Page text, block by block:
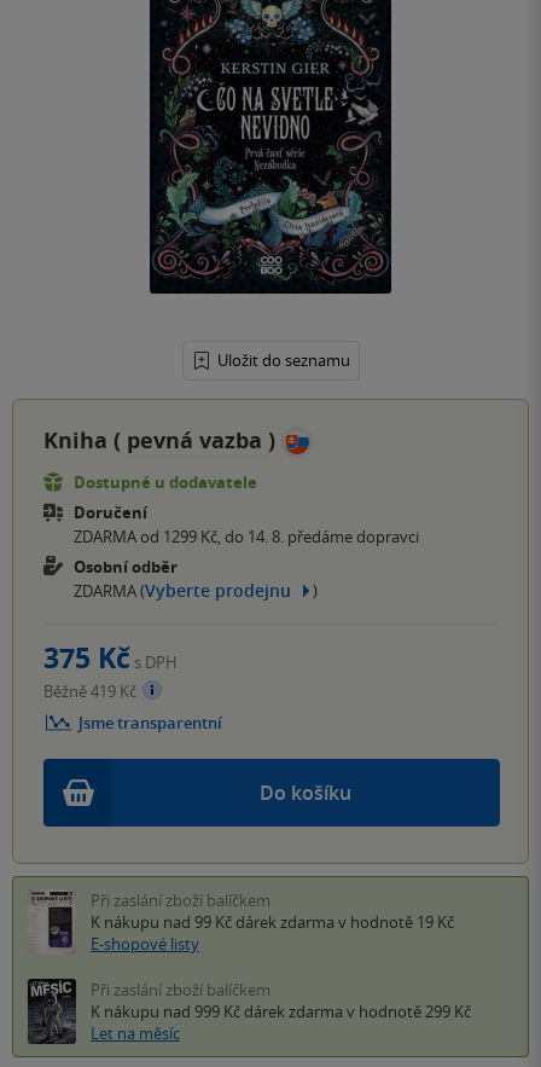
Uložit do seznamu
Kniha ( pevná vazba )
Dostupné u dodavatele
Doručení
ZDARMA od 1299 Kč, do 14. 8. předáme dopravci
Osobní odběr
ZDARMA (Vyberte prodejnu )
Do košíku
375 Kč s DPH
Běžně 419 Kč
Jsme transparentní
Při zaslání zboží balíčkem
K nákupu nad 99 Kč dárek zdarma v hodnotě 19 Kč
E-shopové listy
Při zaslání zboží balíčkem
K nákupu nad 999 Kč dárek zdarma v hodnotě 299 Kč
Let na měsíc